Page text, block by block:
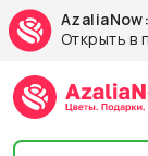
Открыть в